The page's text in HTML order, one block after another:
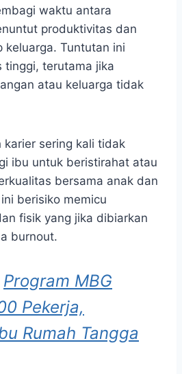
waktu antara
produktivitas dan
keluarga. Tuntutan ini
tinggi, terutama jika
atau keluarga tidak
karier sering kali tidak
ibu untuk beristirahat atau
bersama anak dan
berisiko memicu
fisik yang jika dibiarkan
burnout.
Program MBG
Pekerja,
Rumah Tangga